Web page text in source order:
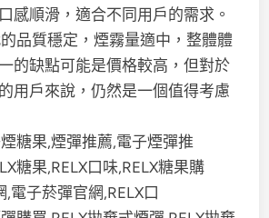
感順滑，適合不同用戶的需求。
品質穩定，煙霧量適中，整體體
的缺點可能是價格較高，但對於
用戶來說，仍然是一個值得考慮